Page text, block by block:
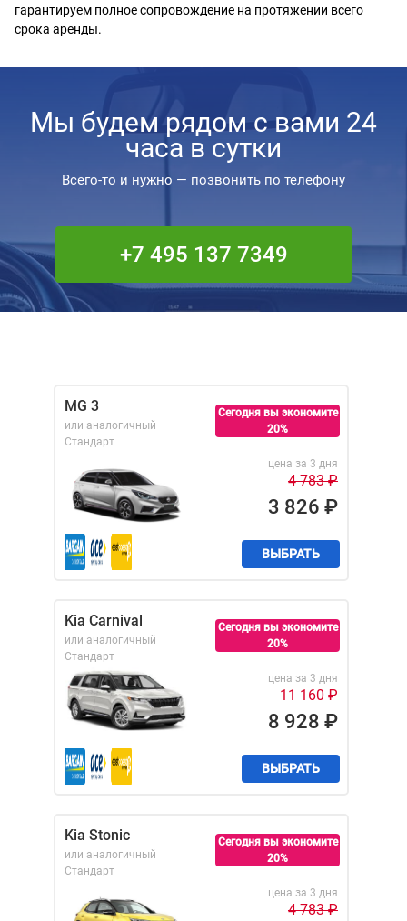
гарантируем полное сопровождение на протяжении всего
срока аренды.
Мы будем рядом с вами 24
часа в сутки
Всего-то и нужно — позвонить по телефону
+7 495 137 7349
MG 3
или аналогичный
Стандарт
Сегодня вы экономите
20%
цена за 3 дня
4 783₽
3 826 ₽
ВЫБРАТЬ
Kia Carnival
или аналогичный
Стандарт
Сегодня вы экономите
20%
цена за 3 дня
11 160₽
8 928 ₽
ВЫБРАТЬ
Kia Stonic
или аналогичный
Стандарт
Сегодня вы экономите
20%
цена за 3 дня
4 783₽